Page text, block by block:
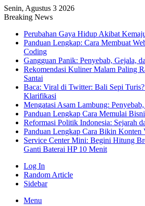
Senin, Agustus 3 2026
Breaking News
Perubahan Gaya Hidup Akibat
Panduan Lengkap: Cara Membuat
Coding
Gangguan Panik: Penyebab, Gejala,
Rekomendasi Kuliner Malam Paling
Santai
Baca: Viral di Twitter: Bali Sepi
Klarifikasi
Mengatasi Asam Lambung:
Panduan Lengkap Cara Memulai
Reformasi Politik Indonesia: Sejarah
Panduan Lengkap Cara Bikin Konten
Service Center Mini: Begini Hitung
Ganti Baterai HP 10 Menit
Log In
Random Article
Sidebar
Menu